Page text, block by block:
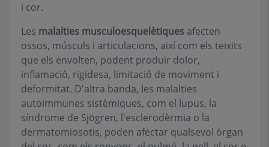
i cor.
Les malalties musculoesquelètiques afecten
ossos, músculs i articulacions, així com els teixits
que els envolten, podent produir dolor,
inflamació, rigidesa, limitació de moviment i
deformitat. D'altra banda, les malalties
autoimmunes sistèmiques, com el lupus, la
síndrome de Sjögren, l'esclerodèrmia o la
dermatomiosotis, poden afectar qualsevol òrgan